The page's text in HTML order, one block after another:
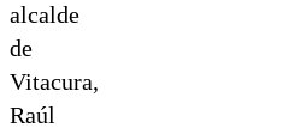
alcalde
de
Vitacura,
Raúl